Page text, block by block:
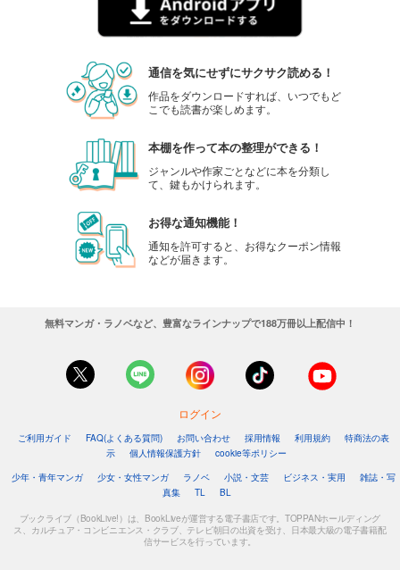
通信を気にせずにサクサク読める！
作品をダウンロードすれば、いつでもど
こでも読書が楽しめます。
本棚を作って本の整理ができる！
ジャンルや作家ごとなどに本を分類し
て、鍵もかけられます。
お得な通知機能！
通知を許可すると、お得なクーポン情報
などが届きます。
無料マンガ・ラノベなど、豊富なラインナップで188万冊以上配信中！
ログイン
ご利用ガイド FAQ(よくある質問) お問い合わせ 採用情報 利用規約
特商法の表
示
個人情報保護方針
cookie等ポリシー
少年・青年マンガ
少女・女性マンガ ラノベ 小説・文芸 ビジネス・実用
雑誌・写
真集
TL BL
ブックライブ（BookLive!）は、BookLiveが運営する電子書店です。TOPPANホールディング
ス、カルチュア・コンビニエンス・クラブ、テレビ朝日の出資を受け、日本最大級の電子書籍配
信サービスを行っています。